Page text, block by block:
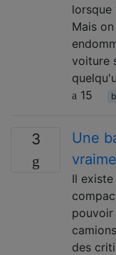
lorsque
Mais
voiture
15
3
Une
Il
pouvoir
des